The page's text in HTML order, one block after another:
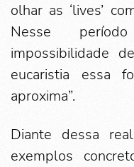
olhar as ‘lives’
Nesse
impossibilidade
eucaristia essa
aproxima”.
Diante dessa
exemplos